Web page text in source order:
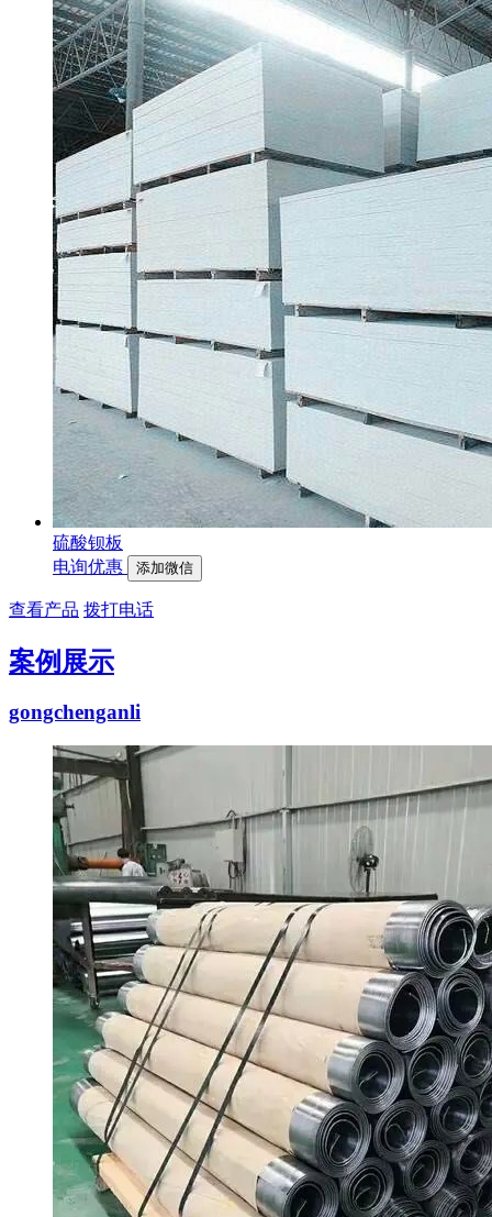
硫酸钡板
电询优惠
添加微信
查看产品 拨打电话
案例展示
gongchenganli